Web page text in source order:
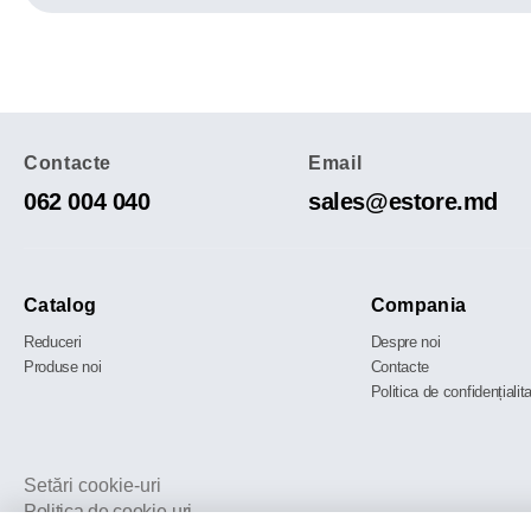
Contacte
062 004 040
Email
sales@estore.md
Catalog
Reduceri
Produse noi
Compania
Despre noi
Contacte
Politica de
Setări cookie-uri
Politica de cookie-uri